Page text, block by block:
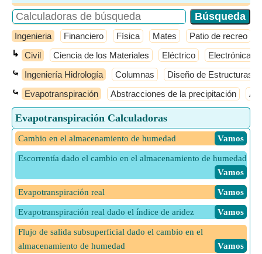
Ingenieria Financiero Física Mates Patio de recreo
↳ Civil Ciencia de los Materiales Eléctrico Electrónica
⤿ Ingeniería Hidrología Columnas Diseño de Estructuras
⤿ Evapotranspiración Abstracciones de la precipitación
Evapotranspiración Calculadoras
Cambio en el almacenamiento de humedad ​ Vamos
Escorrentía dado el cambio en el almacenamiento de humedad
​ Vamos
Evapotranspiración real ​ Vamos
Evapotranspiración real dado el índice de aridez ​ Vamos
Flujo de salida subsuperficial dado el cambio en el
almacenamiento de humedad
​ Vamos